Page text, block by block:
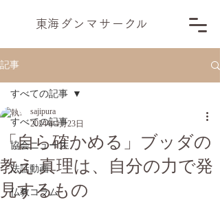
​東海ダンマサー ク ル
記事
すべての記事
協会ニュース
法話動画
仏教コラム
すべての記事
「自ら確かめる」ブッダの
教え 真理は、自分の力で発
見するもの
sajipura
2024年4月23日